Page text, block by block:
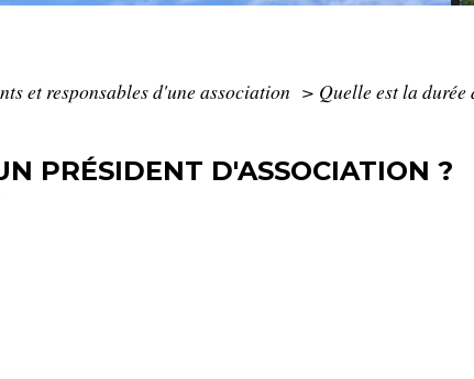
et responsables d'une association > Quelle est la
PRÉSIDENT D'ASSOCIATION ?